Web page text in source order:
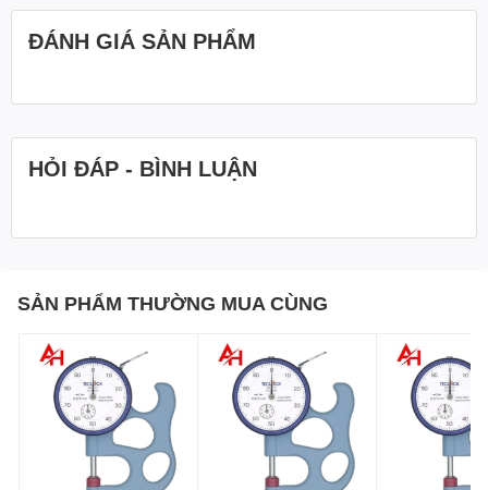
TECLOCK SM-112là dòng đồng hồ đo độ dày dạng
cơ khí cầm tay chuyên dùng để đo:
Cao su
Giấy
Tóc, sợi
Linh kiện nhỏ
Ống kim loại mỏng
Vật liệu mềm hoặc dạng tấm
ĐÁNH GIÁ SẢN PHẨM
HỎI ĐÁP - BÌNH LUẬN
SẢN PHẨM THƯỜNG MUA CÙNG